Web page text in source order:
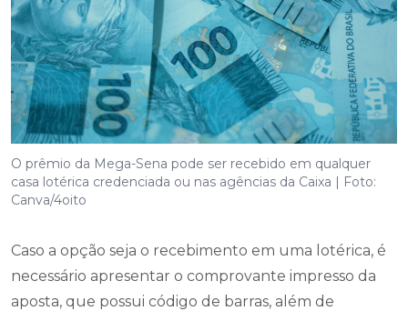
O prêmio da Mega-Sena pode ser recebido em qualquer
casa lotérica credenciada ou nas agências da Caixa | Foto:
Canva/4oito
Caso a opção seja o recebimento em uma lotérica, é
necessário apresentar o comprovante impresso da
aposta, que possui código de barras, além de